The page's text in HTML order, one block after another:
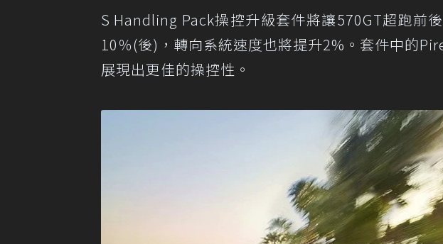
S Handling Pack操控升級套件將讓570GT超跑前
10％(後)，轉向系統速度也將提升2%。套件中的
展現出更佳的操控性。